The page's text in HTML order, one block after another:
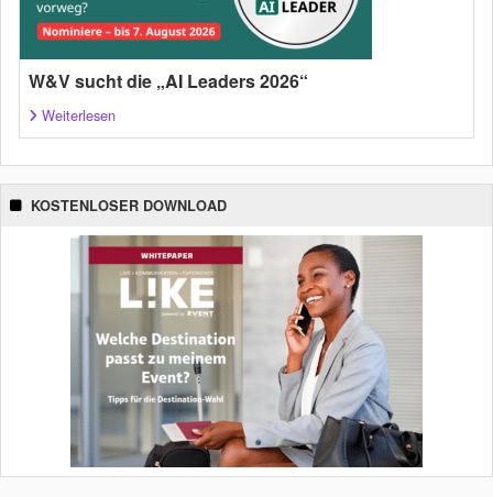
W&V sucht die „AI Leaders 2026“
Weiterlesen
KOSTENLOSER DOWNLOAD